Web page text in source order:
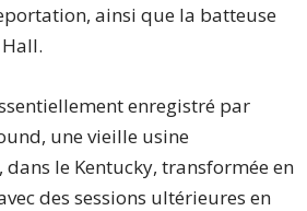
ainsi que la batteuse
enregistré par
une vieille usine
dans le Kentucky, transformée en
des sessions ultérieures en